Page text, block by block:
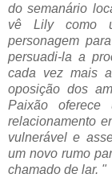
do semanário
vê Lily como
personagem
persuadi-la a
cada vez mais
oposição dos
Paixão oferece
relacionamento
vulnerável e
um novo rumo
chamado de lar. "